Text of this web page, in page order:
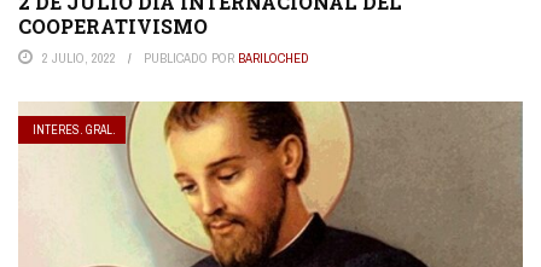
COOPERATIVISMO
2 JULIO, 2022 PUBLICADO POR BARILOCHED
INTERES. GRAL.